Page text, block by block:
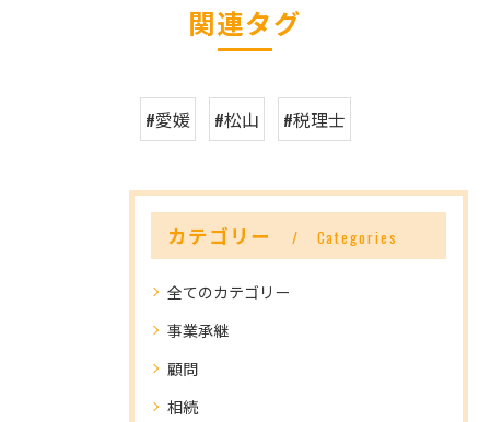
関連タグ
#愛媛 #松山 #税理士
カテゴリー Categories
全てのカテゴリー
事業承継
顧問
相続